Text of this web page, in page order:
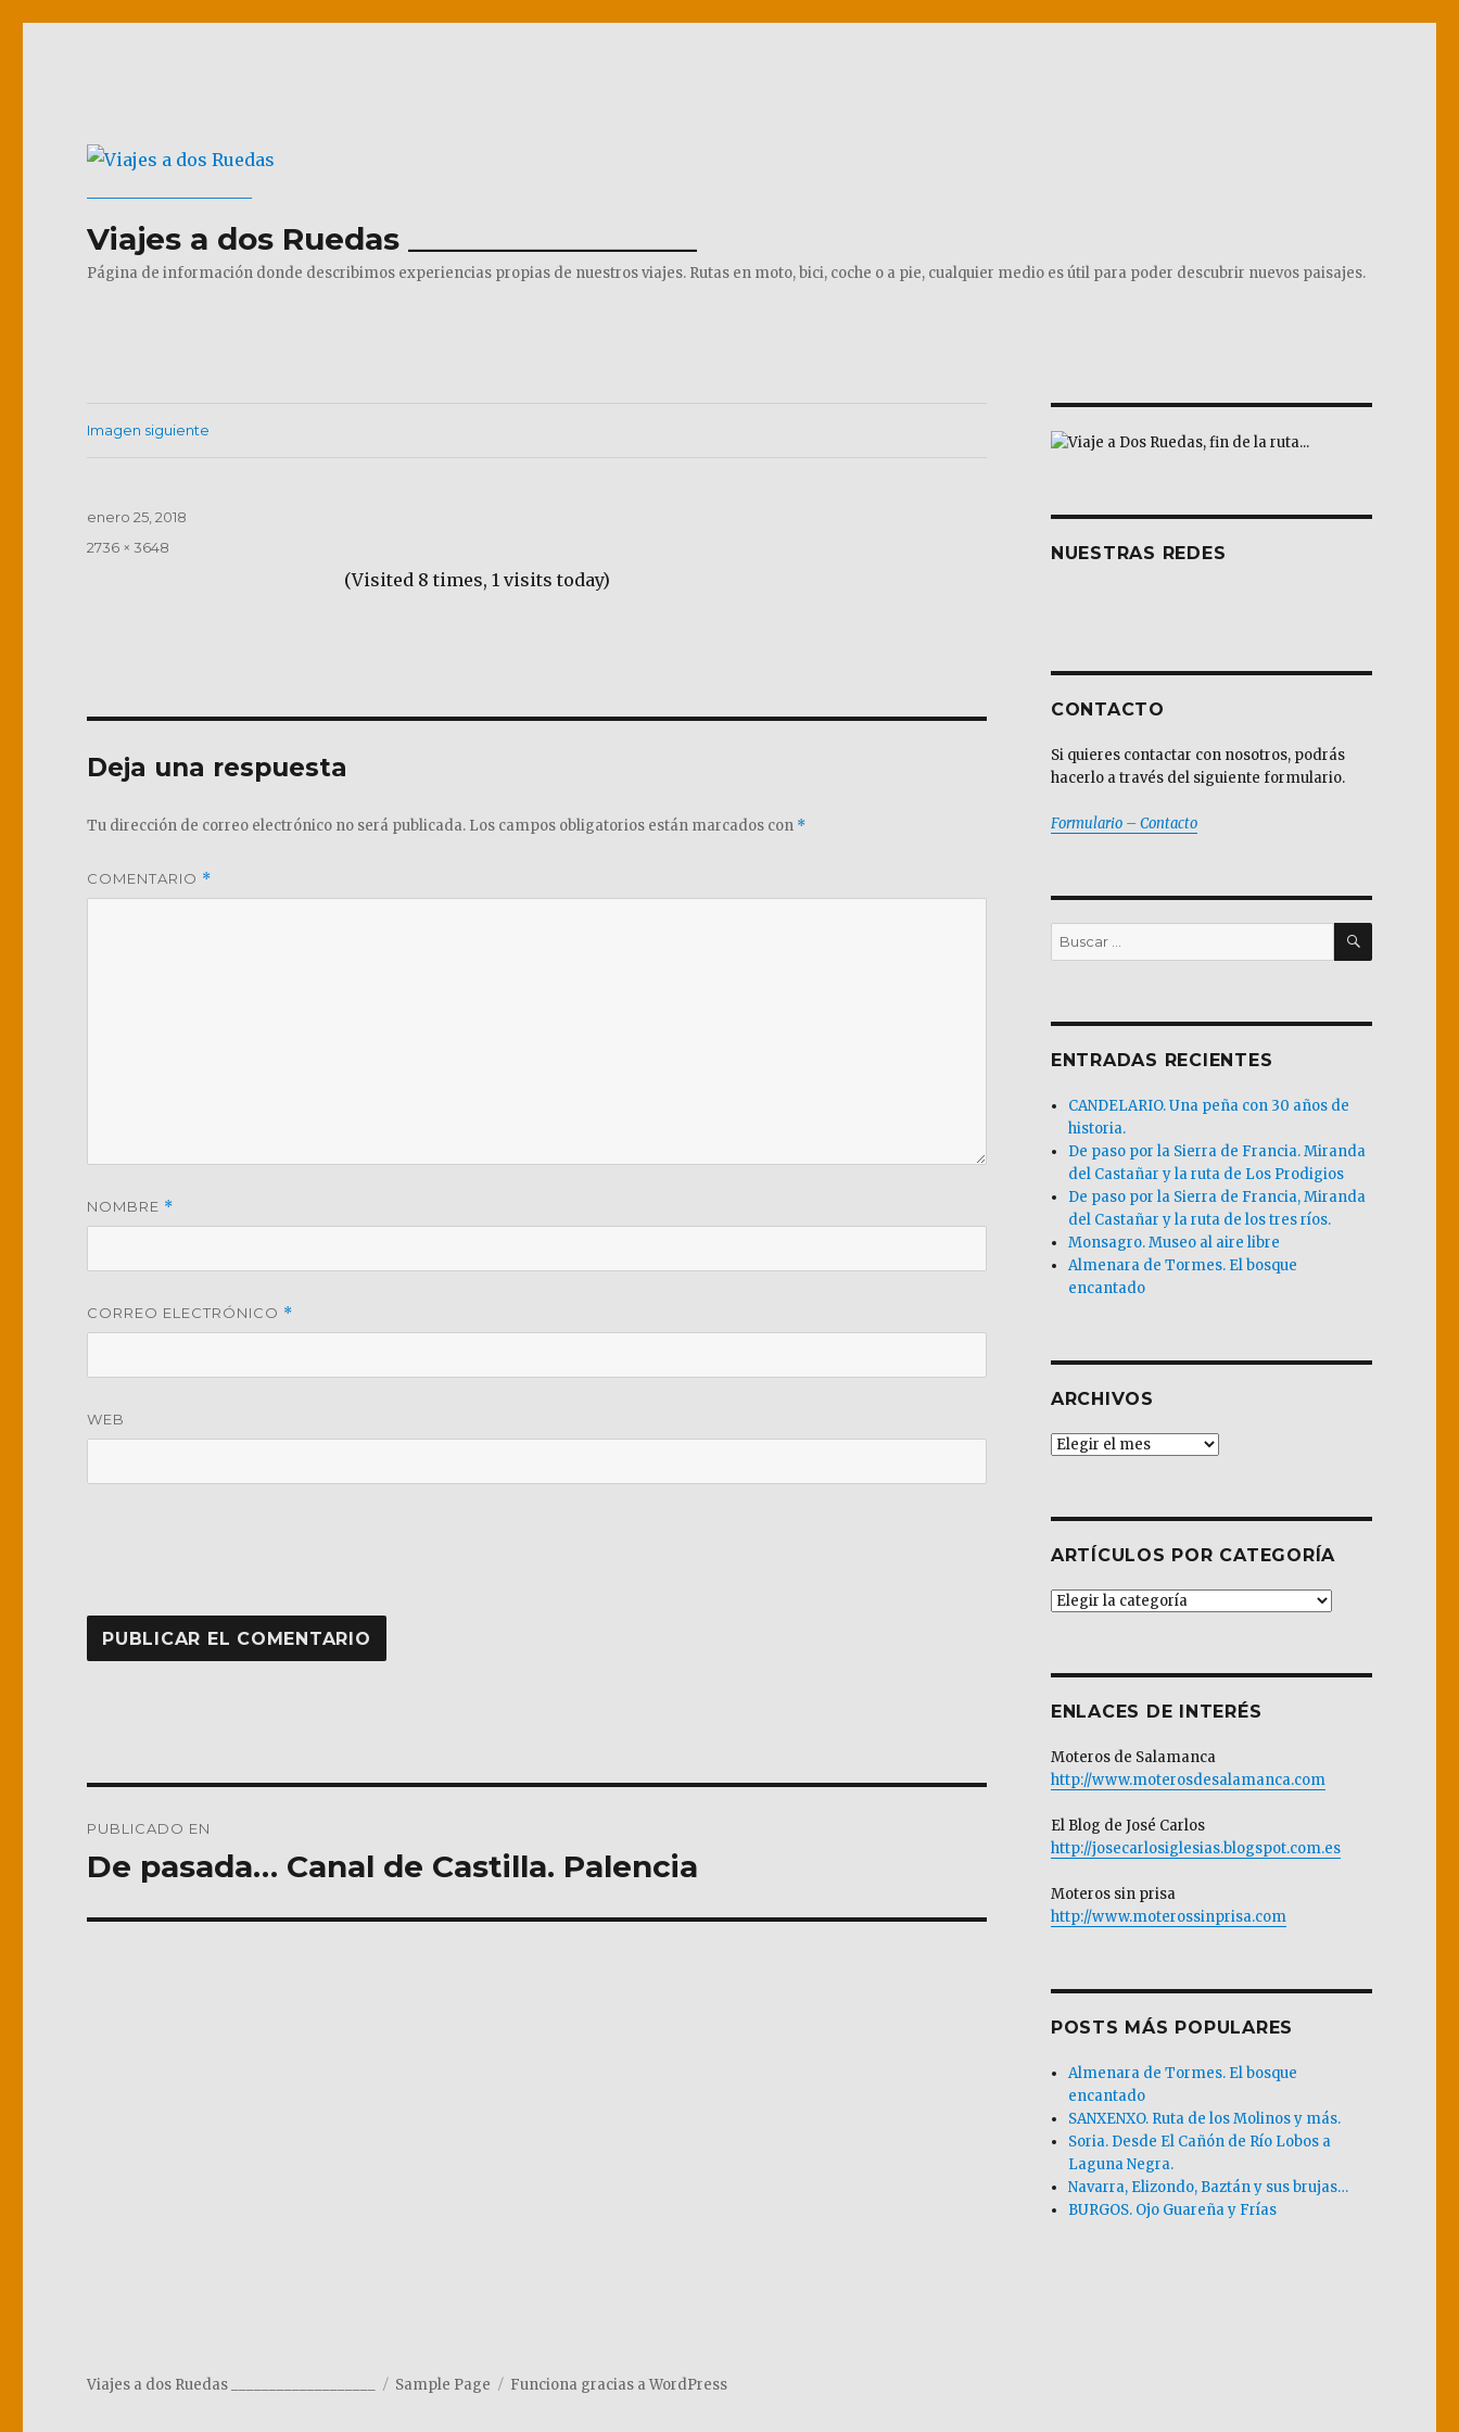
Viajes a dos Ruedas ___________________
Página de información donde describimos experiencias propias de nuestros viajes. Rutas en moto, bici, coche o a pie, cualquier medio es útil para poder descubrir nuevos paisajes.
Imagen siguiente
(Visited 8 times, 1 visits today)
Publicado
enero 25, 2018
Tamaño
2736 × 3648
Deja una respuesta
Tu dirección de correo electrónico no será publicada. Los campos obligatorios están marcados con *
COMENTARIO *
NOMBRE *
CORREO ELECTRÓNICO *
WEB
de
PUBLICADO EN
De pasada… Canal de Castilla. Palencia
NUESTRAS REDES
CONTACTO
Si quieres contactar con nosotros, podrás
hacerlo a través del siguiente formulario.
Formulario – Contacto
Buscar
por:
BUSCAR
ENTRADAS RECIENTES
CANDELARIO. Una peña con 30 años de
historia.
De paso por la Sierra de Francia. Miranda
del Castañar y la ruta de Los Prodigios
De paso por la Sierra de Francia, Miranda
del Castañar y la ruta de los tres ríos.
Monsagro. Museo al aire libre
Almenara de Tormes. El bosque
encantado
ARCHIVOS
Archivos
ARTÍCULOS POR CATEGORÍA
Artículos
ENLACES DE INTERÉS
Moteros de Salamanca
http://www.moterosdesalamanca.com
El Blog de José Carlos
http://josecarlosiglesias.blogspot.com.es
Moteros sin prisa
http://www.moterossinprisa.com
POSTS MÁS POPULARES
Almenara de Tormes. El bosque
encantado
SANXENXO. Ruta de los Molinos y más.
Soria. Desde El Cañón de Río Lobos a
Laguna Negra.
Navarra, Elizondo, Baztán y sus brujas…
BURGOS. Ojo Guareña y Frías
Viajes a dos Ruedas ___________________ Sample Page Funciona gracias a WordPress